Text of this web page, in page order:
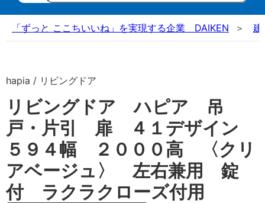
「ずっと ここちいいね」を実現する企業 DAIKEN 建
hapia / リビングドア
リビングドア ハピア 吊
戸・片引 扉 ４１デザイン
５９４幅 ２０００高 〈クリ
アベージュ〉 左右兼用 錠
付 ラクラクローズ付用